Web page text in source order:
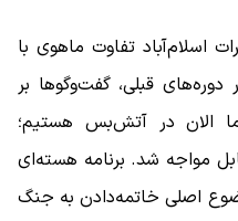
اسلام‌آباد تفاوت ماهوی با
قبلی،‌ گفت‌وگوها بر
الان در آتش‌بس هستیم؛
مواجه شد. برنامه هسته‌ای
اصلی خاتمه‌دادن به جنگ